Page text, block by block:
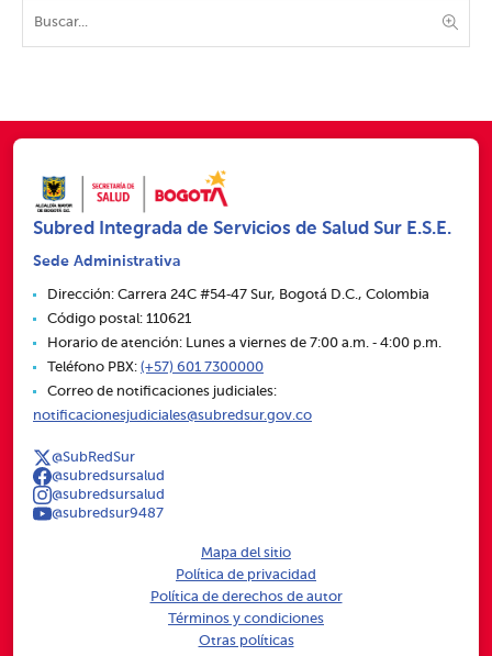
Subred Integrada de Servicios de Salud Sur E.S.E.
Sede Administrativa
Dirección: Carrera 24C #54‑47 Sur, Bogotá D.C., Colombia
Código postal: 110621
Horario de atención: Lunes a viernes de 7:00 a.m. ‑ 4:00 p.m.
Teléfono PBX: (+57) 601 7300000
Correo de notificaciones judiciales:
notificacionesjudiciales@subredsur.gov.co
@SubRedSur
@subredsursalud
@subredsursalud
@subredsur9487
Mapa del sitio
Política de privacidad
Política de derechos de autor
Términos y condiciones
Otras políticas